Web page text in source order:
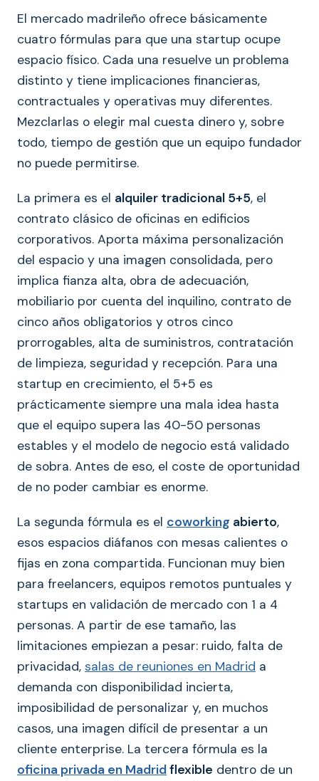
El mercado madrileño ofrece básicamente
cuatro fórmulas para que una startup ocupe
espacio físico. Cada una resuelve un problema
distinto y tiene implicaciones financieras,
contractuales y operativas muy diferentes.
Mezclarlas o elegir mal cuesta dinero y, sobre
todo, tiempo de gestión que un equipo fundador
no puede permitirse.
La primera es el alquiler tradicional 5+5, el
contrato clásico de oficinas en edificios
corporativos. Aporta máxima personalización
del espacio y una imagen consolidada, pero
implica fianza alta, obra de adecuación,
mobiliario por cuenta del inquilino, contrato de
cinco años obligatorios y otros cinco
prorrogables, alta de suministros, contratación
de limpieza, seguridad y recepción. Para una
startup en crecimiento, el 5+5 es
prácticamente siempre una mala idea hasta
que el equipo supera las 40-50 personas
estables y el modelo de negocio está validado
de sobra. Antes de eso, el coste de oportunidad
de no poder cambiar es enorme.
La segunda fórmula es el coworking abierto,
esos espacios diáfanos con mesas calientes o
fijas en zona compartida. Funcionan muy bien
para freelancers, equipos remotos puntuales y
startups en validación de mercado con 1 a 4
personas. A partir de ese tamaño, las
limitaciones empiezan a pesar: ruido, falta de
privacidad, salas de reuniones en Madrid a
demanda con disponibilidad incierta,
imposibilidad de personalizar y, en muchos
casos, una imagen difícil de presentar a un
cliente enterprise. La tercera fórmula es la
oficina privada en Madridflexible dentro de un